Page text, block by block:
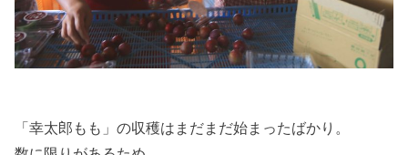
「幸太郎もも」の収穫はまだまだ始まったばかり。